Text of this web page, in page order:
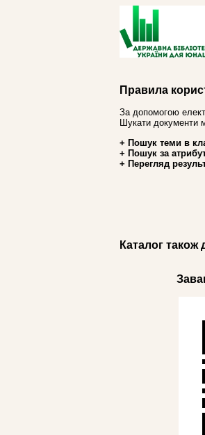
Правила
За допомогою
Шукати документи
+ Пошук теми в
+ Пошук за
+ Перегляд
Каталог